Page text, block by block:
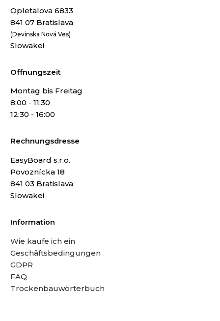
Opletalova 6833
841 07 Bratislava
(Devínska Nová Ves)
Slowakei
Offnungszeit
Montag bis Freitag
8:00 - 11:30
12:30 - 16:00
Rechnungsdresse
EasyBoard s.r.o.
Povoznícka 18
841 03 Bratislava
Slowakei
Information
Wie kaufe ich ein
Geschäftsbedingungen
GDPR
FAQ
Trockenbauwörterbuch